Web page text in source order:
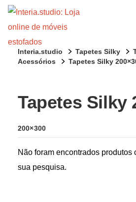
Interia.studio Tapetes Silky
Acessórios
Tapetes Silky
Tapetes Silky
200×300
Não foram encontrados produtos
sua pesquisa.